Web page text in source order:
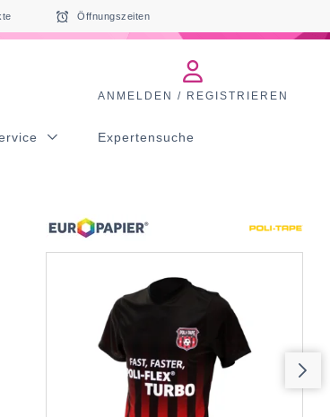
Öffnungszeiten
ANMELDEN / REGISTRIEREN
Expertensuche